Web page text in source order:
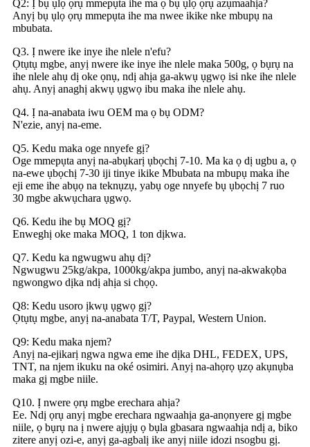
Q2: Ị bụ ụlọ ọrụ mmepụta ihe ma ọ bụ ụlọ ọrụ azụmaahịa?
Anyị bụ ụlọ ọrụ mmepụta ihe ma nwee ikike nke mbupụ na
mbubata.
Q3. Ị nwere ike inye ihe nlele n'efu?
Ọtụtụ mgbe, anyị nwere ike inye ihe nlele maka 500g, ọ bụrụ na
ihe nlele ahụ dị oke ọnụ, ndị ahịa ga-akwụ ụgwọ isi nke ihe nlele
ahụ. Anyị anaghị akwụ ụgwọ ibu maka ihe nlele ahụ.
Q4. Ị na-anabata iwu OEM ma ọ bụ ODM?
N'ezie, anyị na-eme.
Q5. Kedu maka oge nnyefe gị?
Oge mmepụta anyị na-abụkarị ụbọchị 7-10. Ma ka ọ dị ugbu a, ọ
na-ewe ụbọchị 7-30 iji tinye ikike Mbubata na mbupụ maka ihe
eji eme ihe abụọ na teknụzụ, yabụ oge nnyefe bụ ụbọchị 7 ruo
30 mgbe akwụchara ụgwọ.
Q6. Kedu ihe bụ MOQ gị?
Enweghị oke maka MOQ, 1 ton dịkwa.
Q7. Kedu ka ngwugwu ahụ dị?
Ngwugwu 25kg/akpa, 1000kg/akpa jumbo, anyị na-akwakọba
ngwongwo dịka ndị ahịa si chọọ.
Q8: Kedu usoro ịkwụ ụgwọ gị?
Ọtụtụ mgbe, anyị na-anabata T/T, Paypal, Western Union.
Q9: Kedu maka njem?
Anyị na-ejikarị ngwa ngwa eme ihe dịka DHL, FEDEX, UPS,
TNT, na njem ikuku na oké osimiri. Anyị na-ahọrọ ụzọ akụnụba
maka gị mgbe niile.
Q10. Ị nwere ọrụ mgbe erechara ahịa?
Ee. Ndị ọrụ anyị mgbe erechara ngwaahịa ga-anọnyere gị mgbe
niile, ọ bụrụ na ị nwere ajụjụ ọ bụla gbasara ngwaahịa ndị a, biko
zitere anyị ozi-e, anyị ga-agbalị ike anyị niile idozi nsogbu gị.